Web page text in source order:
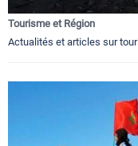
Tourisme et Région
Actualités et articles sur